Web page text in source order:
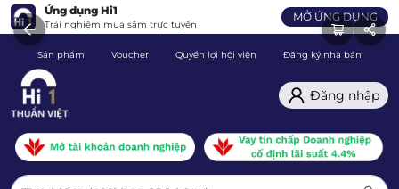
Ứng dụng Hi1
Trải nghiệm mua sắm trực tuyến
MỞ ỨNG DỤNG
Sản phẩm Voucher Quyền lợi hội viên Đăng ký nhà bán
Đăng nhập